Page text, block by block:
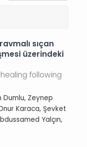
sıçan
üzerindeki
following
Dumlu, Zeynep
Karaca, Şevket
Yalçın,